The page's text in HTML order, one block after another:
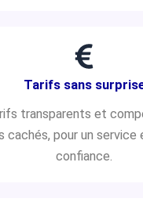
Tarifs sans
transparents et
cachés, pour un service
confiance.